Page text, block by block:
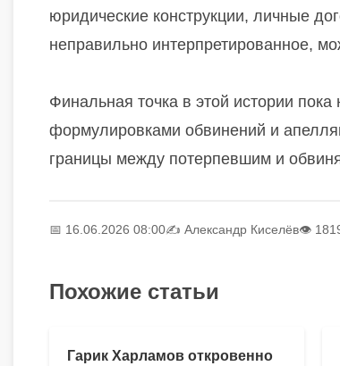
юридические конструкции, личные
неправильно интерпретированное,
Финальная точка в этой истории
формулировками обвинений и
границы между потерпевшим и
📅 16.06.2026 08:00✍️ Александр Киселёв👁
Похожие статьи
Гарик Харламов откровенно